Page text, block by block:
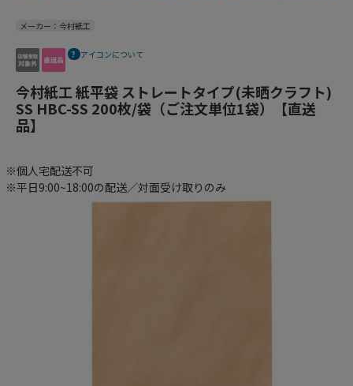
メーカー：今村紙工
アイコンについて
今村紙工 紙平袋 ストレートタイプ(未晒クラフト)
SS HBC-SS 200枚/袋（ご注文単位1袋）【直送
品】
※個人宅配送不可
※平日9:00~18:00の配送／対面受け取りのみ